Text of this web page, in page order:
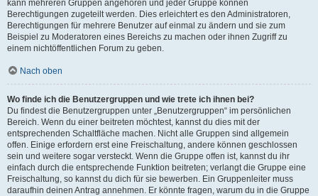
kann mehreren Gruppen angehören und jeder Gruppe können
Berechtigungen zugeteilt werden. Dies erleichtert es den Administratoren,
Berechtigungen für mehrere Benutzer auf einmal zu ändern und sie zum
Beispiel zu Moderatoren eines Bereichs zu machen oder ihnen Zugriff zu
einem nichtöffentlichen Forum zu geben.
Nach oben
Wo finde ich die Benutzergruppen und wie trete ich ihnen bei?
Du findest die Benutzergruppen unter „Benutzergruppen“ im persönlichen
Bereich. Wenn du einer beitreten möchtest, kannst du dies mit der
entsprechenden Schaltfläche machen. Nicht alle Gruppen sind allgemein
offen. Einige erfordern erst eine Freischaltung, andere können geschlossen
sein und weitere sogar versteckt. Wenn die Gruppe offen ist, kannst du ihr
einfach durch die entsprechende Funktion beitreten; verlangt die Gruppe eine
Freischaltung, so kannst du dich für sie bewerben. Ein Gruppenleiter muss
daraufhin deinen Antrag annehmen. Er könnte fragen, warum du in die Gruppe